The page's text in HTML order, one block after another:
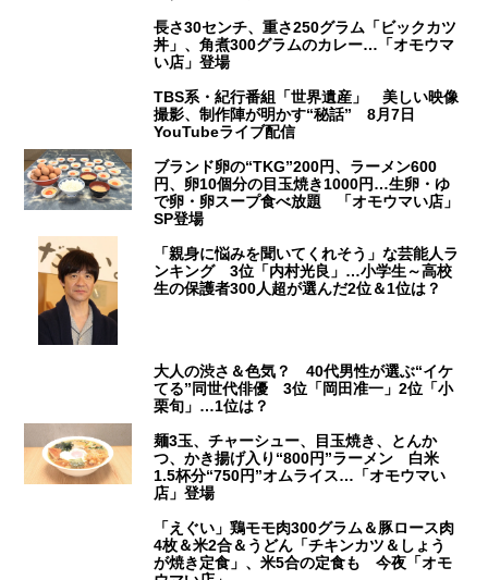
長さ30センチ、重さ250グラム「ビックカツ
丼」、角煮300グラムのカレー…「オモウマ
い店」登場
TBS系・紀行番組「世界遺産」 美しい映像
撮影、制作陣が明かす“秘話” 8月7日
YouTubeライブ配信
ブランド卵の“TKG”200円、ラーメン600
円、卵10個分の目玉焼き1000円…生卵・ゆ
で卵・卵スープ食べ放題 「オモウマい店」
SP登場
「親身に悩みを聞いてくれそう」な芸能人ラ
ンキング 3位「内村光良」…小学生～高校
生の保護者300人超が選んだ2位＆1位は？
大人の渋さ＆色気？ 40代男性が選ぶ“イケ
てる”同世代俳優 3位「岡田准一」2位「小
栗旬」…1位は？
麺3玉、チャーシュー、目玉焼き、とんか
つ、かき揚げ入り“800円”ラーメン 白米
1.5杯分“750円”オムライス…「オモウマい
店」登場
「えぐい」鶏モモ肉300グラム＆豚ロース肉
4枚＆米2合＆うどん「チキンカツ＆しょう
が焼き定食」、米5合の定食も 今夜「オモ